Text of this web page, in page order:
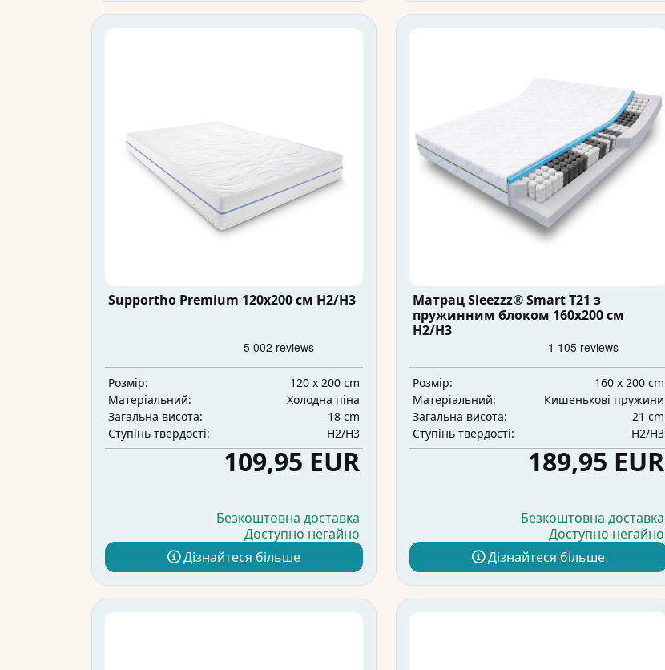
Supportho Premium 120x200 см H2/H3
Розмір:
120 x 200 cm
Матеріальний:
Холодна піна
Загальна висота:
18 cm
Ступінь твердості:
H2/H3
109,95 EUR
Безкоштовна доставка
Доступно негайно
Дізнайтеся більше
Матрац Sleezzz® Smart T21 з
пружинним блоком 160x200 см
H2/H3
Розмір:
160 x 200 cm
Матеріальний:
Кишенькові пружини
Загальна висота:
21 cm
Ступінь твердості:
H2/H3
189,95 EUR
Безкоштовна доставка
Доступно негайно
Дізнайтеся більше